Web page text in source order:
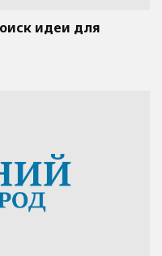
идеи для